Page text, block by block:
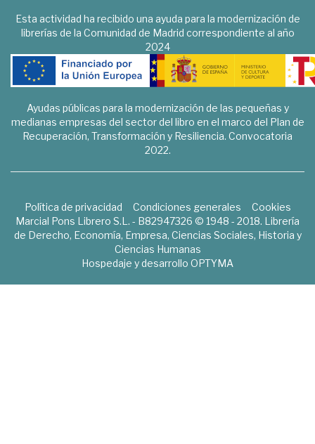
Esta actividad ha recibido una ayuda para la modernización de
librerías de la Comunidad de Madrid correspondiente al año
2024
Ayudas públicas para la modernización de las pequeñas y
medianas empresas del sector del libro en el marco del Plan de
Recuperación, Transformación y Resiliencia. Convocatoria
2022.
Política de privacidad Condiciones generales
Cookies
Marcial Pons Librero S.L. - B82947326 © 1948 - 2018. Librería
de Derecho, Economía, Empresa, Ciencias Sociales, Historia y
Ciencias Humanas
Hospedaje y desarrollo OPTYMA